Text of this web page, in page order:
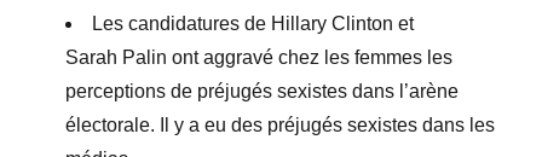
Les candidatures de Hillary Clinton et
Sarah Palin ont aggravé chez les femmes les
perceptions de préjugés sexistes dans l’arène
électorale. Il y a eu des préjugés sexistes dans les